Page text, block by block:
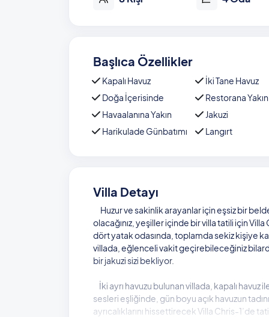
Başlıca Özellikler
Kapalı Havuz İki Tane Havuz
Doğa İçerisinde
Restorana Yakın
Havaalanına Yakın
Jakuzi
Harikulade Günbatımı
Langırt
Villa Detayı
Huzur ve sakinlik arayanlar için eşsiz bir
olacağınız, yeşiller içinde bir villa tatili için
dört yatak odasında, toplamda sekiz kişiye
villada, eğlenceli vakit geçirebileceğiniz
bir jakuzi sizi bekliyor.
İki ayrı havuzu bulunan villada, kapalı
sesleri eşliğinde, gün boyu açık havuzun
ayrıcalıklarını hissettirecek Villa Chris-1’de